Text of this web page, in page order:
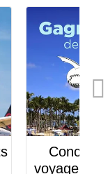
Concours
pour deux